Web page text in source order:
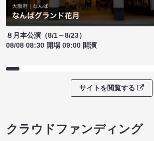
８月本公演（8/1～8/23）
08/08 08:30 開場 09:00 開演
サイトを閲覧する
クラウドファンディング